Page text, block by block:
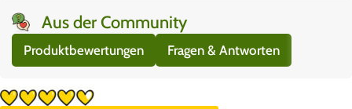
Aus der Community
Produktbewertungen Fragen & Antworten